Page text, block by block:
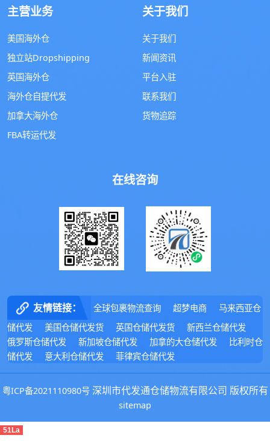
主营业务
美国海外仓
独立站Dropshipping
英国海外仓
海外仓自提代发
加拿大海外仓
FBA转运代发
关于我们
关于我们
新闻资讯
平台入驻
联系我们
货物追踪
在线咨询
友情链接： 全球包裹物流查询 超梦电商
马来西亚仓
储代发
美国仓储代发货 英国仓储代发货
新西兰仓储代发
俄罗斯仓储代发
新加坡仓储代发 加拿的大仓储代发
比利时仓
储代发
意大利仓储代发 菲律宾仓储代发
粤ICP备2021110980号深圳市代发通仓储物流有限公司 版权所有
sitemap
51La